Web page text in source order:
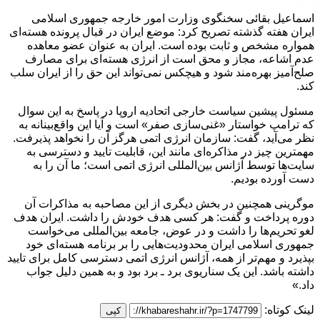
اسماعیل بقائی سخنگوی وزارت امور خارجه جمهوری اسلامی
ایران هفته گذشته تصریح کرد: موضع ایران در قبال پرونده هسته‌ای
همواره مشخص و ثابت بوده است. ایران به عنوان عضو معاهده
عدم اشاعه، مجاز و محق است از انرژی هسته‌ای برای مصارف
صلح‌آمیز بهره‌مند شود و هیچکس نمی‌تواند این حق را از ایران سلب
کند.
مسئول پیشین سیاست خارجی اتحادیه اروپا در پاسخ به این سوال
که ترامپ خواستار «غنی‌سازی صفر» است و آیا این واقع‌بینانه به
نظر می‌آید، گفت: سازمان انرژی اتمی هرگز آن را نخواهد پذیرفت.
مهمترین چیز در مذاکره‌ای مانند این، قابلیت تایید و دسترسی به
سایت‌ها توسط آژانس بین‌المللی انرژی اتمی است؛ ما آن را به
دست آورده بودیم.
موگرینی همچنین در بخش دیگری از این مصاحبه به مذاکرات آن
دوره پرداخت و گفت: هر کسی هدف خودش را داشت. ایران هدف
لغو تحریم‌ها را داشت و در عوض، جامعه بین‌المللی می‌خواست
جمهوری اسلامی ایران محدودیت‌هایی را بر برنامه هسته‌ای خود
بپذیرد و مهم‌تر از همه، آژانس انرژی اتمی دسترسی کامل برای تایید
داشته باشد. این یک سناریوی برد ـ برد بود و به همین دلیل جواب
داد.»
لینک کوتاه: کپی